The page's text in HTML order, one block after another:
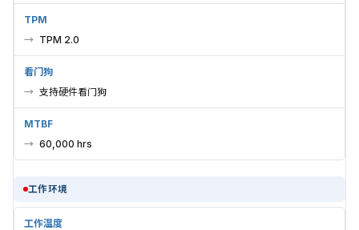
TPM
TPM 2.0
看门狗
支持硬件看门狗
MTBF
60,000 hrs
工作环境
工作温度